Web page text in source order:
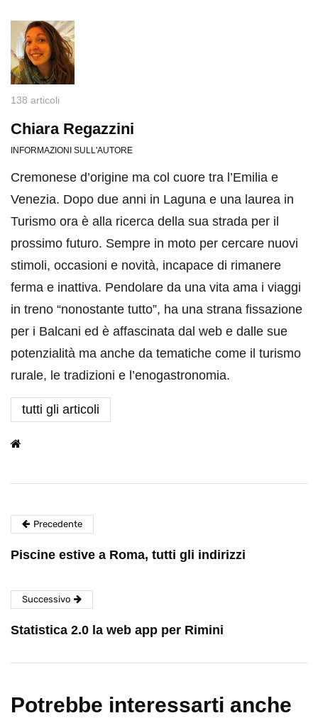
138 articoli
Chiara Regazzini
INFORMAZIONI SULL'AUTORE
Cremonese d’origine ma col cuore tra l’Emilia e
Venezia. Dopo due anni in Laguna e una laurea in
Turismo ora è alla ricerca della sua strada per il
prossimo futuro. Sempre in moto per cercare nuovi
stimoli, occasioni e novità, incapace di rimanere
ferma e inattiva. Pendolare da una vita ama i viaggi
in treno “nonostante tutto”, ha una strana fissazione
per i Balcani ed è affascinata dal web e dalle sue
potenzialità ma anche da tematiche come il turismo
rurale, le tradizioni e l’enogastronomia.
tutti gli articoli
Precedente
Piscine estive a Roma, tutti gli indirizzi
Successivo
Statistica 2.0 la web app per Rimini
Potrebbe interessarti anche